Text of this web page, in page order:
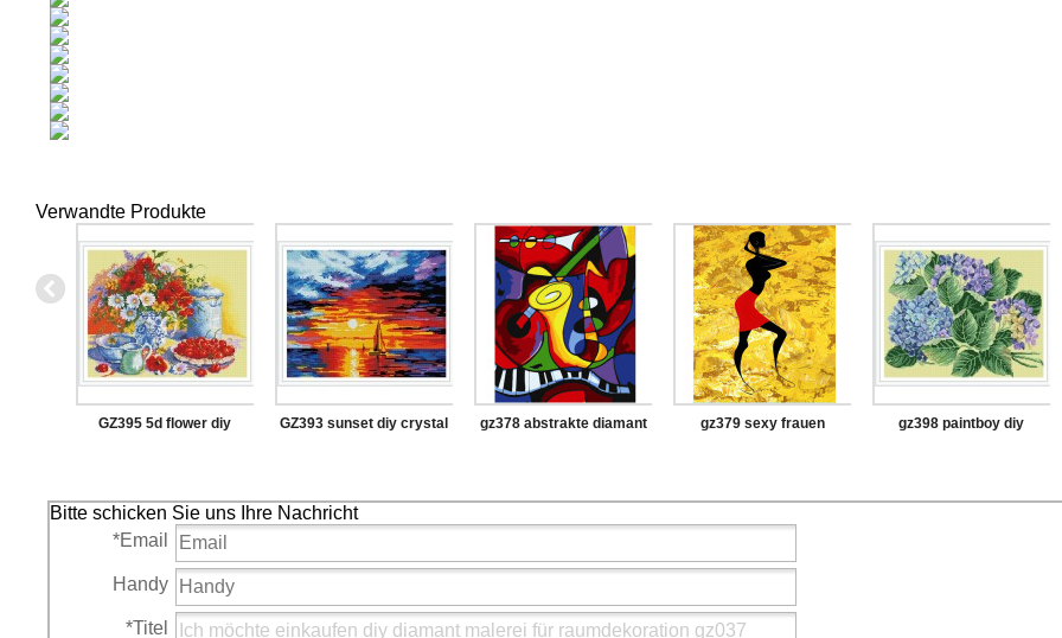
Verwandte Produkte
GZ395 5d flower diy GZ393 sunset diy crystal gz378 abstrakte diamant gz379 sexy frauen gz398 paintboy diy
Bitte schicken Sie uns Ihre Nachricht
*Email
Handy
*Titel